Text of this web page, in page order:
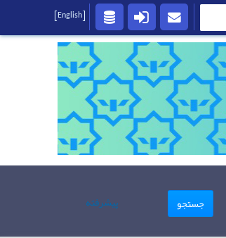
جستجو پیشرفته
[English]